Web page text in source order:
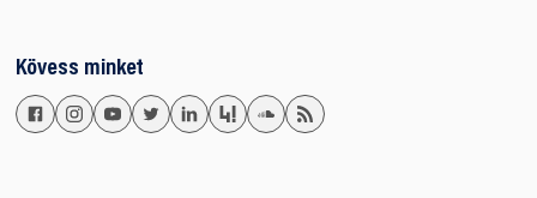
Kövess minket